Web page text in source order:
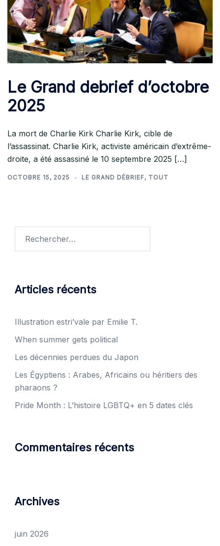
Le Grand debrief d’octobre
2025
La mort de Charlie Kirk Charlie Kirk, cible de
l’assassinat. Charlie Kirk, activiste américain d’extrême-
droite, a été assassiné le 10 septembre 2025 […]
OCTOBRE 15, 2025 LE GRAND DÉBRIEF, TOUT
Articles récents
Illustration estri’vale par Emilie T.
When summer gets political
Les décennies perdues du Japon
Les Égyptiens : Arabes, Africains ou héritiers des
pharaons ?
Pride Month : L’histoire LGBTQ+ en 5 dates clés
Commentaires récents
Archives
juin 2026